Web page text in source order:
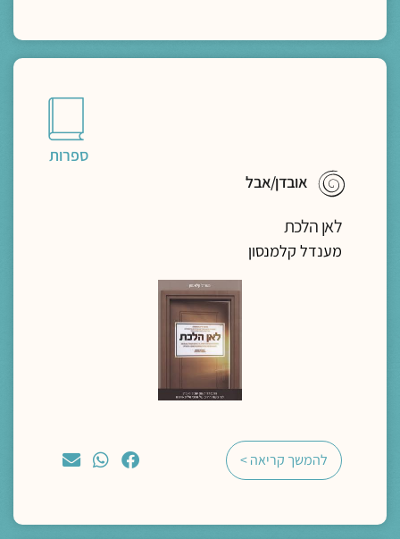
ספרות
אובדן/אבל
לאן הלכת
מענדל קלמנסון
להמשך קריאה >